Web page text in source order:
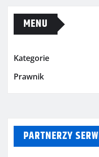
MENU
Kategorie
Prawnik
PARTNERZY